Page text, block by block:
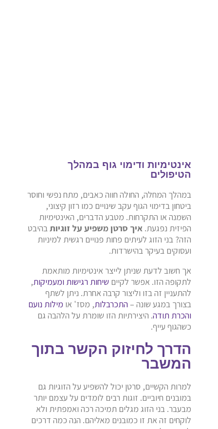
אינטימיות ודימוי גוף במהלך
הטיפולים
במהלך המחלה, החולה חווה כאבים, מתח נפשי וחוסר
ביטחון בדימוי הגוף עקב שינויים כמו רזון קיצוני,
השמנה או התקרחות. מטבע הדברים, האינטימיות
הפיזית נפגעת. איך סרטן משפיע על זוגיותבהיבט
הזה? בני הזוג לעיתים פחות פנויים רגשית למיניות
ועסוקים בעיקר בהישרדות.
אך חשוב לדעת שניתן לייצר אינטימיות מותאמת
לתקופה הזו. אפשר לקיים שיחות רגישות ומעמיקות,
להתעניין זה בזו וליצור קרבה אחרת. ניתן לשתף
בצורך במגע שונה –התכרבלות, מסז' או מילות נועם
והכרת תודה. היצירתיות הזו שומרת על הלהבה גם
כשהגוף עייף.
הדרך לחיזוק הקשר בתוך
המשבר
למרות הקשיים, סרטן יכול להשפיע על הזוגיות גם
במובנים חיוביים. זוגות רבים לומדים על עצמם יותר
מבעבר. בני הזוג מגלים תמיכה רכה ואמפתית ולא
לוקחים זה את זו כמובנים מאליהם. הנה כמה דרכים